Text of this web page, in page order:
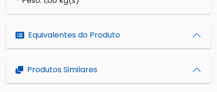
Equivalentes do Produto
Produtos Similares